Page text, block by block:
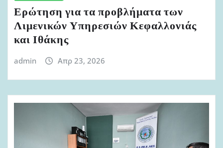
Ερώτηση για τα προβλήματα των
Λιμενικών Υπηρεσιών Κεφαλλονιάς
και Ιθάκης
admin Απρ 23, 2026